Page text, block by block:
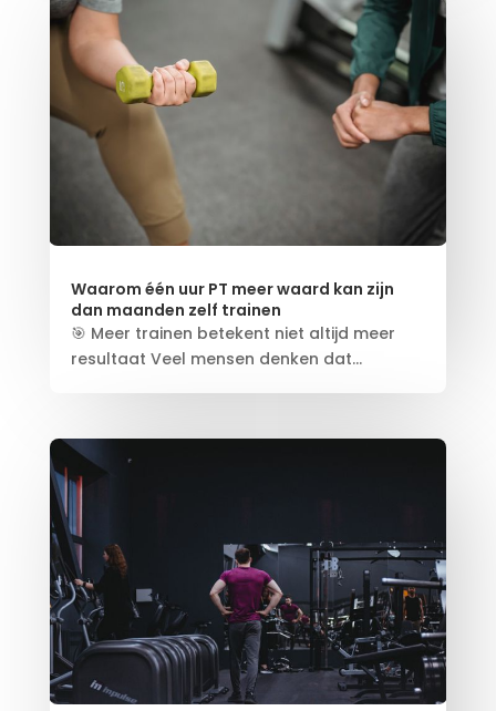
Waarom één uur PT meer waard kan zijn
dan maanden zelf trainen
🎯 Meer trainen betekent niet altijd meer
resultaat Veel mensen denken dat...